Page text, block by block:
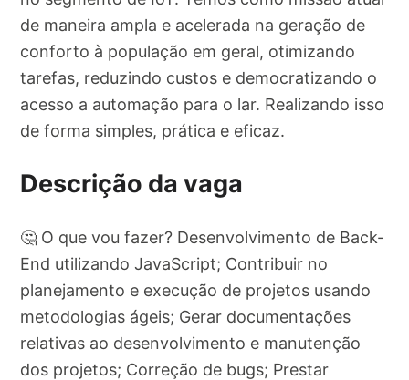
de maneira ampla e acelerada na geração de
conforto à população em geral, otimizando
tarefas, reduzindo custos e democratizando o
acesso a automação para o lar. Realizando isso
de forma simples, prática e eficaz.
Descrição da vaga
🤔 O que vou fazer? Desenvolvimento de Back-
End utilizando JavaScript; Contribuir no
planejamento e execução de projetos usando
metodologias ágeis; Gerar documentações
relativas ao desenvolvimento e manutenção
dos projetos; Correção de bugs; Prestar